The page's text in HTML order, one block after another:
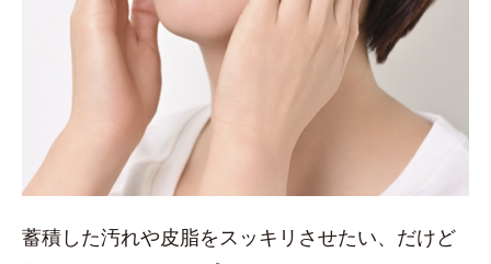
蓄積した汚れや皮脂をスッキリさせたい、だけど